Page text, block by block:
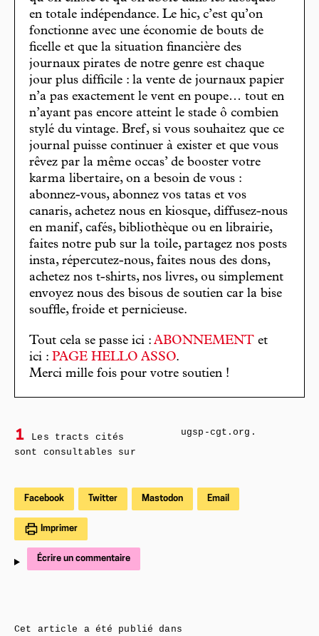
en totale indépendance. Le hic, c’est qu’on
fonctionne avec une économie de bouts de
ficelle et que la situation financière des
journaux pirates de notre genre est chaque
jour plus difficile : la vente de journaux papier
n’a pas exactement le vent en poupe… tout en
n’ayant pas encore atteint le stade ô combien
stylé du vintage. Bref, si vous souhaitez que ce
journal puisse continuer à exister et que vous
rêvez par la même occas’ de booster votre
karma libertaire, on a besoin de vous :
abonnez-vous, abonnez vos tatas et vos
canaris, achetez nous en kiosque, diffusez-nous
en manif, cafés, bibliothèque ou en librairie,
faites notre pub sur la toile, partagez nos posts
insta, répercutez-nous, faites nous des dons,
achetez nos t-shirts, nos livres, ou simplement
envoyez nous des bisous de soutien car la bise
souffle, froide et pernicieuse.
Tout cela se passe ici : ABONNEMENT et
ici : PAGE HELLO ASSO.
Merci mille fois pour votre soutien !
1
Les tracts cités
sont consultables sur
ugsp-cgt.org.
Facebook Twitter Mastodon Email
Imprimer
Écrire un commentaire
Cet article a été publié dans